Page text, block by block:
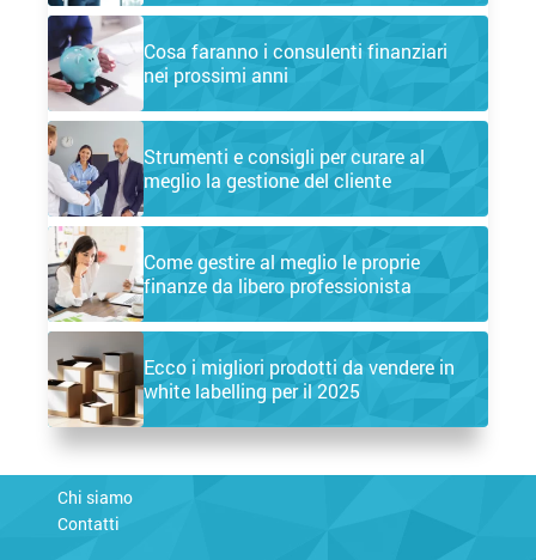
Cosa faranno i consulenti finanziari
nei prossimi anni
Strumenti e consigli per curare al
meglio la gestione del cliente
Come gestire al meglio le proprie
finanze da libero professionista
Ecco i migliori prodotti da vendere in
white labelling per il 2025
Chi siamo
Contatti